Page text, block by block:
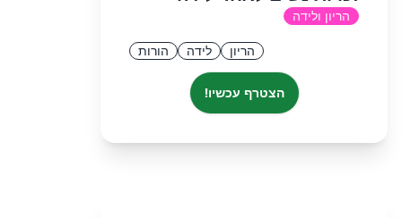
הריון ולידה
הריון לידה הורות
הצטרף עכשיו!